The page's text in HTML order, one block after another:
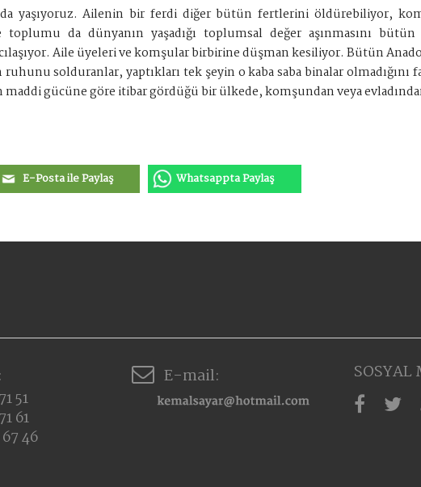
yaşıyoruz. Ailenin bir ferdi diğer bütün fertlerini öldürebiliyor,
toplumu da dünyanın yaşadığı toplumsal değer aşınmasını bütün
Aile üyeleri ve komşular birbirine düşman kesiliyor. Bütün
solduranlar, yaptıkları tek şeyin o kaba saba binalar olmadığını
gücüne göre itibar gördüğü bir ülkede, komşundan veya
E-Posta ile Paylaş Whatsappta Paylaş
51
61
46
E-mail: SOSYAL